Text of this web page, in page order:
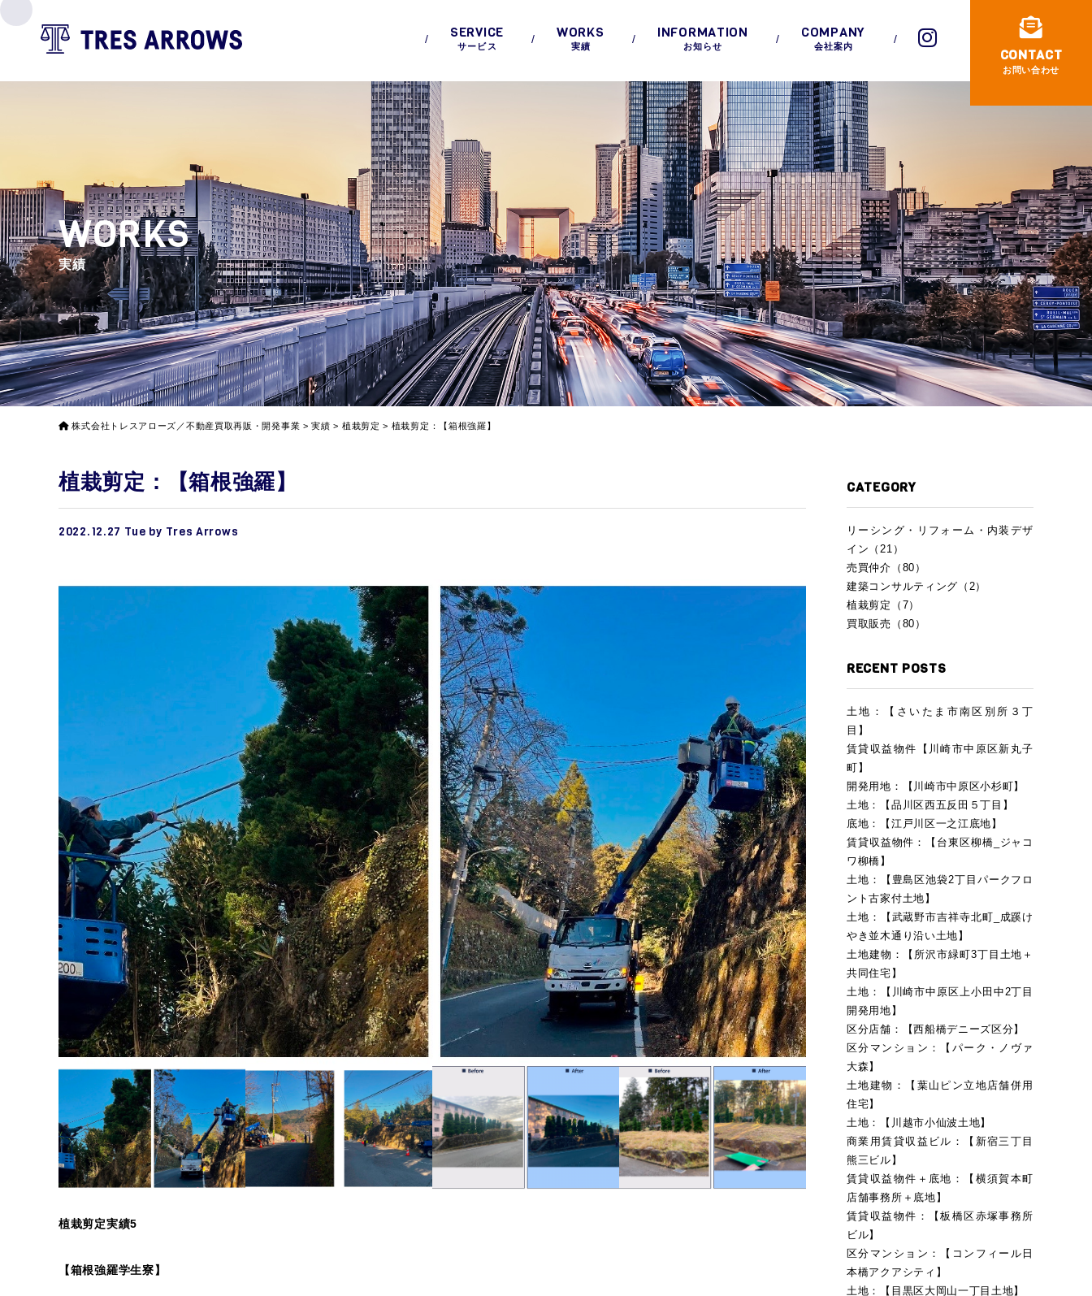
SERVICE
サービス
WORKS
実績
INFORMATION
お知らせ
COMPANY
会社案内 CONTACT
お問い合わせ
WORKS
実績
株式会社トレスアローズ／不動産買取再販・開発事業 >実績 > 植栽剪定 > 植栽剪定：【箱根強羅】
植栽剪定：【箱根強羅】
2022.12.27 Tue by Tres Arrows
植栽剪定実績5
【箱根強羅学生寮】
CATEGORY
リーシング・リフォーム・内装デザ
イン（21）
売買仲介（80）
建築コンサルティング（2）
植栽剪定（7）
買取販売（80）
RECENT POSTS
土地：【さいたま市南区別所３丁
目】
賃貸収益物件【川崎市中原区新丸子
町】
開発用地：【川崎市中原区小杉町】
土地：【品川区西五反田５丁目】
底地：【江戸川区一之江底地】
賃貸収益物件：【台東区柳橋_ジャコ
ワ柳橋】
土地：【豊島区池袋2丁目パークフロ
ント古家付土地】
土地：【武蔵野市吉祥寺北町_成蹊け
やき並木通り沿い土地】
土地建物：【所沢市緑町3丁目土地＋
共同住宅】
土地：【川崎市中原区上小田中2丁目
開発用地】
区分店舗：【西船橋デニーズ区分】
区分マンション：【パーク・ノヴァ
大森】
土地建物：【葉山ピン立地店舗併用
住宅】
土地：【川越市小仙波土地】
商業用賃貸収益ビル：【新宿三丁目
熊三ビル】
賃貸収益物件＋底地：【横須賀本町
店舗事務所＋底地】
賃貸収益物件：【板橋区赤塚事務所
ビル】
区分マンション：【コンフィール日
本橋アクアシティ】
土地：【目黒区大岡山一丁目土地】